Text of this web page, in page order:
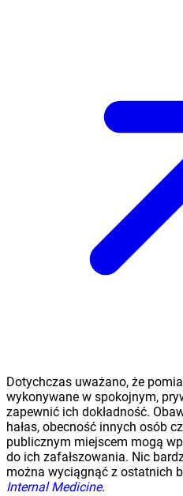
Dotychczas uważano, że
wykonywane w spokojnym,
zapewnić ich dokładność.
hałas, obecność innych osób
publicznym miejscem mogą
do ich zafałszowania. Nic
można wyciągnąć z ostatnich
Internal Medicine.